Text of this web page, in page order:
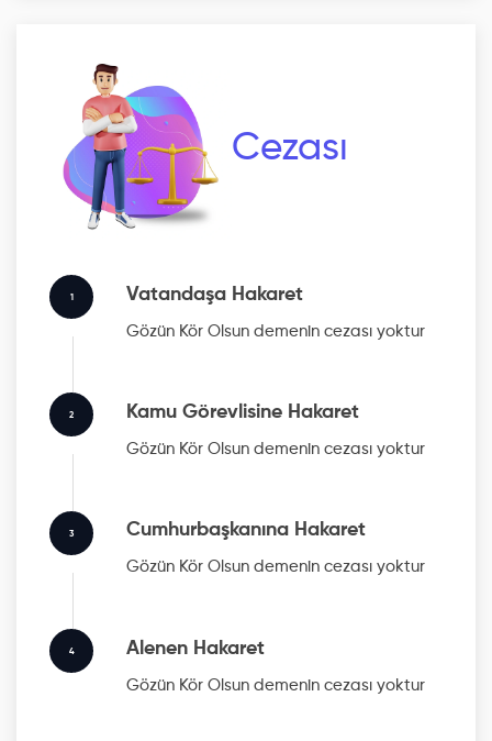
Cezası
1 Vatandaşa Hakaret
Gözün Kör Olsun demenin cezası yoktur
2 Kamu Görevlisine Hakaret
Gözün Kör Olsun demenin cezası yoktur
3 Cumhurbaşkanına Hakaret
Gözün Kör Olsun demenin cezası yoktur
4 Alenen Hakaret
Gözün Kör Olsun demenin cezası yoktur